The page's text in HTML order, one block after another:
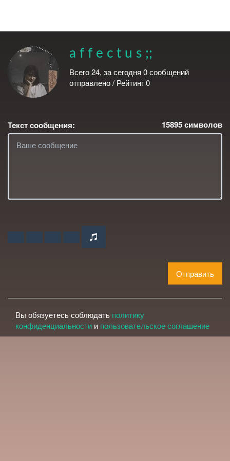
a f f e c t u s ;;
Всего 24, за сегодня 0 сообщений
отправлено / Рейтинг 0
Текст сообщения: 15895символов
Отправить
Вы обязуетесь соблюдать политику
конфиденциальности и пользовательское соглашение